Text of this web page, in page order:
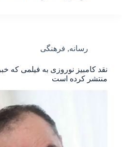
رسانه, فرهنگی
نقد کامبیز نوروزی به فیلمی که
منتشر کرده است